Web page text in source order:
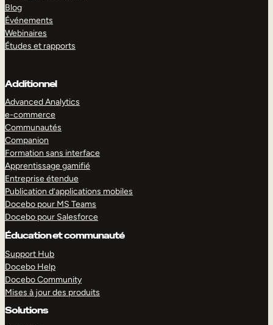
Blog
Événements
Webinaires
Études et rapports
Additionnel
Advanced Analytics
e-commerce
Communautés
Companion
Formation sans interface
Apprentissage gamifié
Entreprise étendue
Publication d’applications mobiles
Docebo pour MS Teams
Docebo pour Salesforce
Éducation et communauté
Support Hub
Docebo Help
Docebo Community
Mises à jour des produits
Solutions